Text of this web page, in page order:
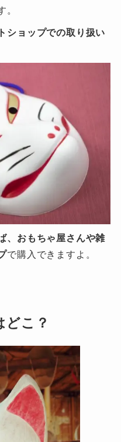
。
ショップでの取り扱い
、おもちゃ屋さんや雑
で購入できますよ。
どこ？